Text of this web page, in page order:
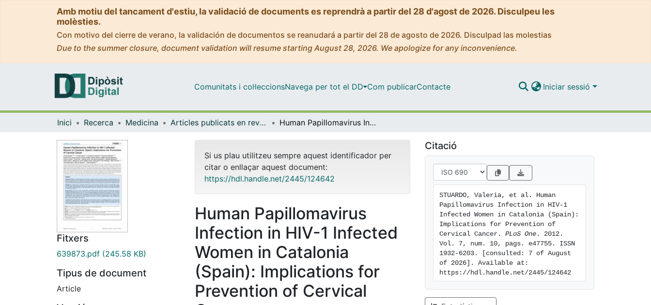
Amb motiu del tancament d'estiu, la validació de documents es reprendrà a partir del 28 d'agost de 2026. Disculpeu les
molèsties.
Con motivo del cierre de verano, la validación de documentos se reanudará a partir del 28 de agosto de 2026. Disculpad las molestias
Due to the summer closure, document validation will resume starting August 28, 2026. We apologize for any inconvenience.
Comunitats i col·leccionsNavega per tot el DD Com publicarContacte Iniciar sessió
Inici Recerca Medicina Articles publicats en revistes (Medicina) Human Papillomavirus Infection in HIV-1 Infected Women in Catalonia (Spain): Implications for Prevention of Cervical Cancer
Fitxers
639873.pdf (245.58 KB)
Tipus de document
Article
Si us plau utilitzeu sempre aquest identificador per
citar o enllaçar aquest document:
https://hdl.handle.net/2445/124642
Human Papillomavirus
Infection in HIV-1 Infected
Women in Catalonia
(Spain): Implications for
Prevention of Cervical
Citació
STUARDO, Valeria, et al. Human
Papillomavirus Infection in HIV-1
Infected Women in Catalonia (Spain):
Implications for Prevention of
Cervical Cancer. PLoS One . 2012.
Vol. 7, num. 10, pags. e47755. ISSN
1932-6203. [consulted: 7 of August
of 2026]. Available at:
https://hdl.handle.net/2445/124642